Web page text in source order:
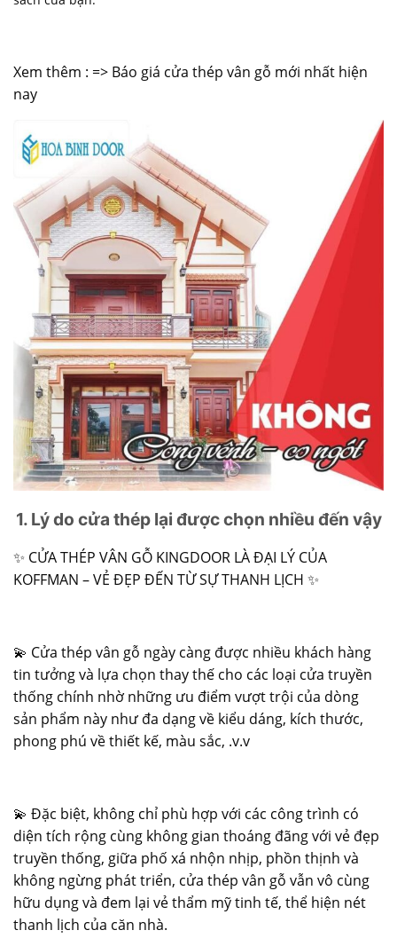
Xem thêm : => Báo giá cửa thép vân gỗ mới nhất hiện
nay
1. Lý do cửa thép lại được chọn nhiều đến vậy
✨ CỬA THÉP VÂN GỖ KINGDOOR LÀ ĐẠI LÝ CỦA
KOFFMAN – VẺ ĐẸP ĐẾN TỪ SỰ THANH LỊCH ✨
💫 Cửa thép vân gỗ ngày càng được nhiều khách hàng
tin tưởng và lựa chọn thay thế cho các loại cửa truyền
thống chính nhờ những ưu điểm vượt trội của dòng
sản phẩm này như đa dạng về kiểu dáng, kích thước,
phong phú về thiết kế, màu sắc, .v.v
💫 Đặc biệt, không chỉ phù hợp với các công trình có
diện tích rộng cùng không gian thoáng đãng với vẻ đẹp
truyền thống, giữa phố xá nhộn nhịp, phồn thịnh và
không ngừng phát triển, cửa thép vân gỗ vẫn vô cùng
hữu dụng và đem lại vẻ thẩm mỹ tinh tế, thể hiện nét
thanh lịch của căn nhà.